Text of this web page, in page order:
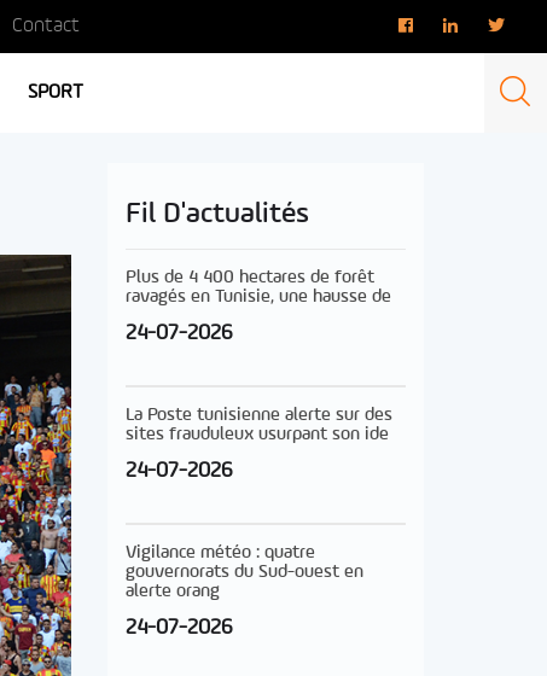
Contact
SPORT
Fil D'actualités
Plus de 4 400 hectares de forêt
ravagés en Tunisie, une hausse de
24-07-2026
La Poste tunisienne alerte sur des
sites frauduleux usurpant son ide
24-07-2026
Vigilance météo : quatre
gouvernorats du Sud-ouest en
alerte orang
24-07-2026